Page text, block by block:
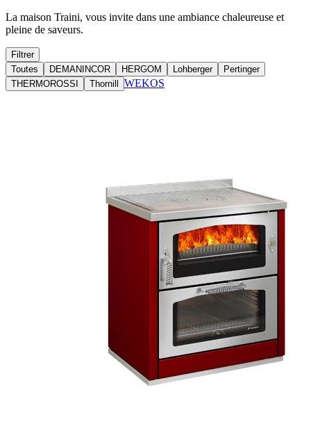
La maison Traini, vous invite dans une ambiance chaleureuse et
pleine de saveurs.
Filtrer
Toutes
DEMANINCOR HERGOM Lohberger
Pertinger
THERMOROSSI
Thornill WEKOS